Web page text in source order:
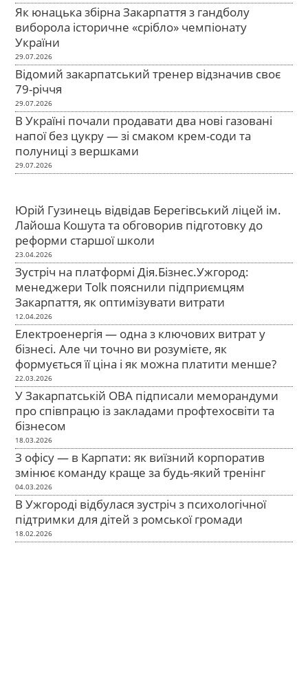
Як юнацька збірна Закарпаття з гандболу
виборола історичне «срібло» чемпіонату
України
29.07.2026
Відомий закарпатський тренер відзначив своє
79-річчя
29.07.2026
В Україні почали продавати два нові газовані
напої без цукру — зі смаком крем-соди та
полуниці з вершками
29.07.2026
Юрій Гузинець відвідав Берегівський ліцей ім.
Лайоша Кошута та обговорив підготовку до
реформи старшої школи
23.04.2026
Зустріч на платформі Дія.Бізнес.Ужгород:
менеджери Tolk пояснили підприємцям
Закарпаття, як оптимізувати витрати
12.04.2026
Електроенергія — одна з ключових витрат у
бізнесі. Але чи точно ви розумієте, як
формується її ціна і як можна платити менше?
22.03.2026
У Закарпатській ОВА підписали меморандуми
про співпрацю із закладами профтехосвіти та
бізнесом
18.03.2026
З офісу — в Карпати: як виїзний корпоратив
змінює команду краще за будь-який тренінг
04.03.2026
В Ужгороді відбулася зустріч з психологічної
підтримки для дітей з ромської громади
18.02.2026